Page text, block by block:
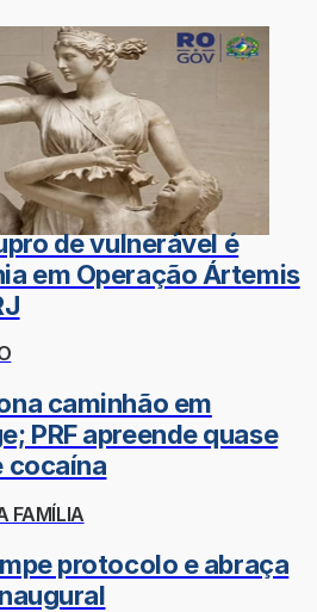
de vulnerável é
em Operação Ártemis
caminhão em
PRF apreende quase
cocaína
FAMÍLIA
protocolo e abraça